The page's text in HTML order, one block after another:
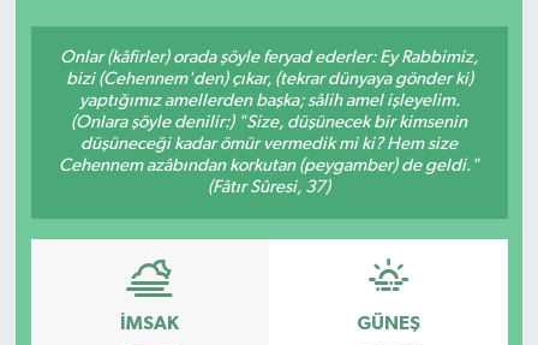
Onlar (kâfirler) orada şöyle feryad ederler: Ey Rabbimiz,
bizi (Cehennem'den) çıkar, (tekrar dünyaya gönder ki)
yaptığımız amellerden başka; sâlih amel işleyelim.
(Onlara şöyle denilir:) "Size, düşünecek bir kimsenin
düşüneceği kadar ömür vermedik mi ki? Hem size
Cehennem azâbından korkutan (peygamber) de geldi."
(Fâtır Sûresi, 37)
İMSAK GÜNEŞ